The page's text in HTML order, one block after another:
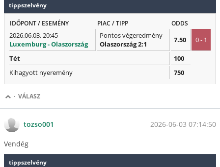
tippszelvény
IDŐPONT / ESEMÉNY PIAC / TIPP ODDS
2026.06.03. 20:45
Luxemburg - Olaszország
Pontos végeredmény
Olaszország 2:1
7.50 0 - 1
Tét
100
Kihagyott nyeremény
750
· VÁLASZ
tozso001 2026-06-03 07:14:50
Vendég
tippszelvény